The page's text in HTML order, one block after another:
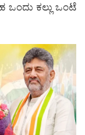
ಒಂದು ಕಲ್ಲು ಒಂಟೆ